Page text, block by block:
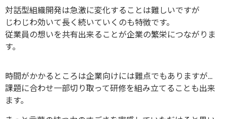
対話型組織開発は急激に変化することは難しいですが
じわじわ効いて長く続いていくのも特徴です。
従業員の想いを共有出来ることが企業の繁栄につながりま
す。
時間がかかるところは企業向けには難点でもありますが…
課題に合わせ一部切り取って研修を組み立てることも出来
ます。